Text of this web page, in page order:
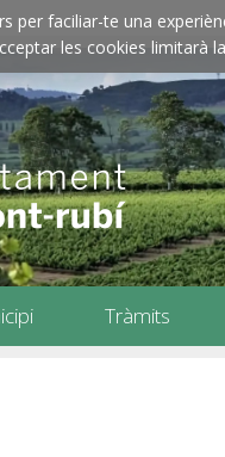
per faciliar-te una
les cookies limitarà
Tràmits